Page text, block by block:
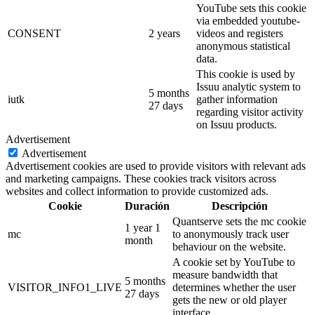
CONSENT 2 years
YouTube sets this cookie
via embedded youtube-
videos and registers
anonymous statistical
data.
iutk
5 months
27 days
This cookie is used by
Issuu analytic system to
gather information
regarding visitor activity
on Issuu products.
Advertisement
Advertisement
Advertisement cookies are used to provide visitors with relevant ads
and marketing campaigns. These cookies track visitors across
websites and collect information to provide customized ads.
Cookie
Duración Descripción
mc
1 year 1
month
Quantserve sets the mc cookie
to anonymously track user
behaviour on the website.
VISITOR_INFO1_LIVE
5 months
27 days
A cookie set by YouTube to
measure bandwidth that
determines whether the user
gets the new or old player